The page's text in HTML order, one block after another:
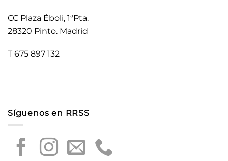
CC Plaza Éboli, 1ªPta.
28320 Pinto. Madrid
T 675 897 132
Síguenos en RRSS